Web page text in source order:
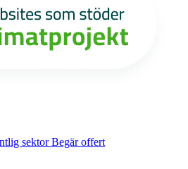
sektorBegär offert